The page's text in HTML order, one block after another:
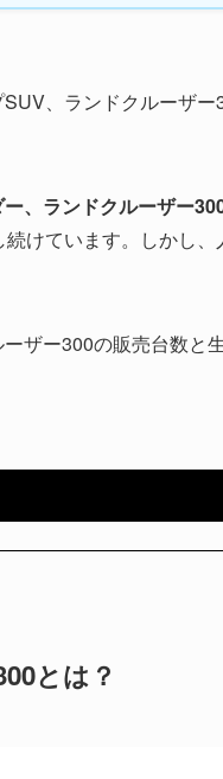
SUV、ランドクルーザ
、ランドクルーザー
けています。しかし
ザー300の販売台数と
とは？